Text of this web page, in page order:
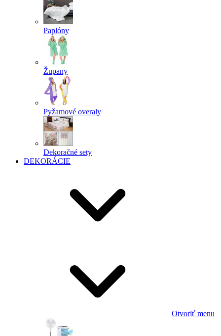
Paplóny
Župany
Pyžamové overaly
Dekoračné sety
DEKORÁCIE
Otvoriť menu